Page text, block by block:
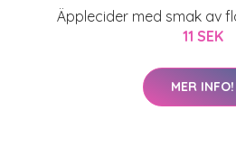
Äpplecider med smak av
11 SEK
MER INFO!